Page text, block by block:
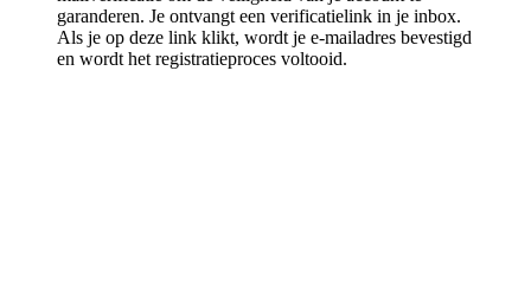
garanderen. Je ontvangt een verificatielink in je inbox.
Als je op deze link klikt, wordt je e-mailadres bevestigd
en wordt het registratieproces voltooid.